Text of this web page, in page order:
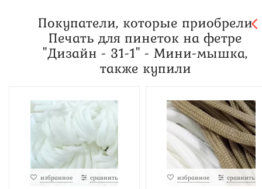
Покупатели, которые приобрели
Печать для пинеток на фетре
"Дизайн - 31-1" - Мини-мышка,
также купили
избранное сравнить избранное сравнить